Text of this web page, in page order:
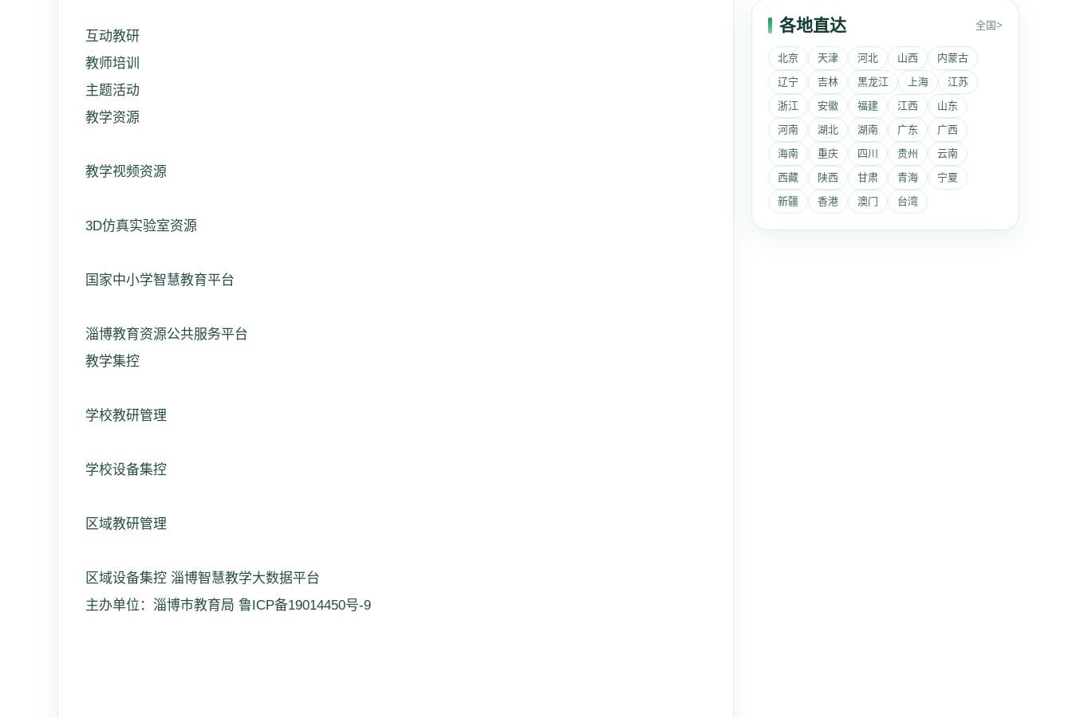
互动教研
教师培训
主题活动
教学资源
教学视频资源
3D仿真实验室资源
国家中小学智慧教育平台
淄博教育资源公共服务平台
教学集控
学校教研管理
学校设备集控
区域教研管理
区域设备集控 淄博智慧教学大数据平台
主办单位：淄博市教育局 鲁ICP备19014450号-9
各地直达 全国>
北京 天津 河北 山西
内蒙古
辽宁
吉林 黑龙江 上海
江苏
浙江
安徽 福建 江西
山东
河南
湖北 湖南 广东
广西
海南
重庆 四川 贵州
云南
西藏
陕西 甘肃 青海
宁夏
新疆
香港 澳门 台湾